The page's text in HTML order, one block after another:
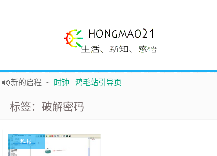
新的启程 ~ 时钟 鸿毛站引导页
践行自由、开放、互助分享的互联网精神
标签：破解密码
科技